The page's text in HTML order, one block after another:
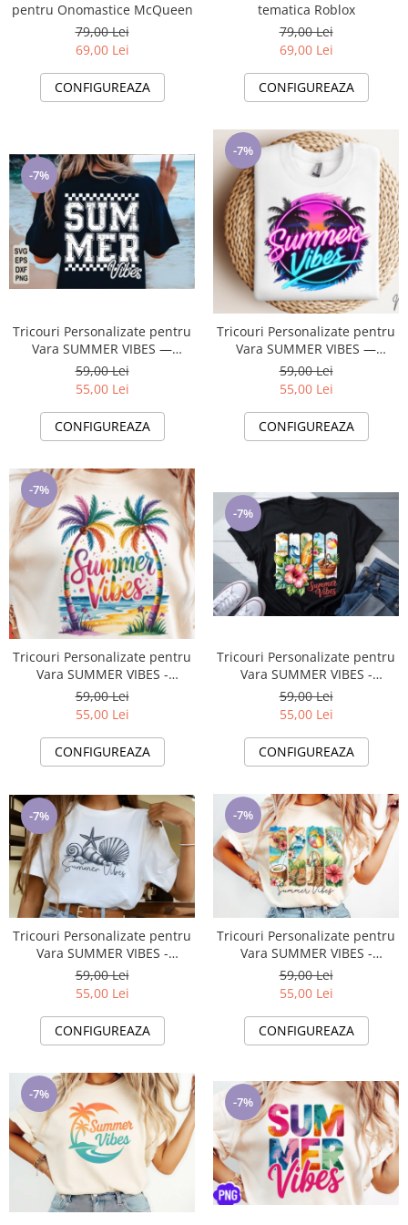
Cadouri pentru Doctori
Cadouri pentru Sfânta Maria
pentru Onomastice McQueen
79,00 Lei
69,00 Lei
CONFIGUREAZA
tematica Roblox
79,00 Lei
69,00 Lei
CONFIGUREAZA
-7%
Tricouri Personalizate pentru
Vara SUMMER VIBES —
Esentiale in Bagajul Tau de
Vacanta ❤️ E-Cadou.com
59,00 Lei
55,00 Lei
CONFIGUREAZA
-7%
Tricouri Personalizate pentru
Vara SUMMER VIBES —
Esentiale in Bagajul Tau de
Vacanta ❤️ E-Cadou.com
59,00 Lei
55,00 Lei
CONFIGUREAZA
-7%
Tricouri Personalizate pentru
Vara SUMMER VIBES -
Esentiale in Bagajul Tau de
Vacanta ❤️ E-Cadou.com
59,00 Lei
55,00 Lei
CONFIGUREAZA
-7%
Tricouri Personalizate pentru
Vara SUMMER VIBES -
Esentiale in Bagajul Tau de
Vacanta ❤️ E-Cadou.com
59,00 Lei
55,00 Lei
CONFIGUREAZA
-7%
Tricouri Personalizate pentru
Vara SUMMER VIBES -
Esentiale in Bagajul Tau de
Vacanta ❤️ E-Cadou.com
59,00 Lei
55,00 Lei
CONFIGUREAZA
-7%
Tricouri Personalizate pentru
Vara SUMMER VIBES -
Esentiale in Bagajul Tau de
Vacanta ❤️ E-Cadou.com
59,00 Lei
55,00 Lei
CONFIGUREAZA
-7% -7%